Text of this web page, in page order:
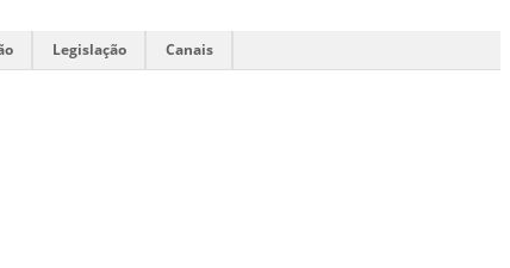
Legislação Canais